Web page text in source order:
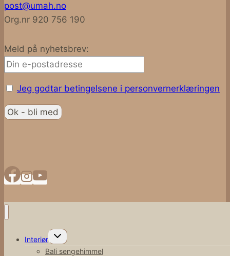
post@umah.no
Org.nr 920 756 190
Meld på nyhetsbrev:
Jeg godtar betingelsene i personvernerklæringen
Interiør
Toggle
child
menu
Bali sengehimmel